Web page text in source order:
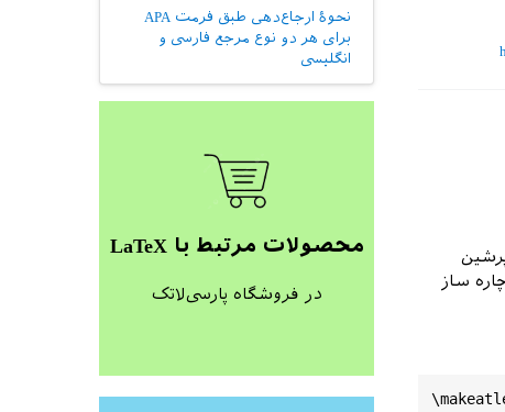
ساز
\
نحوۀ ارجاع‌دهی طبق فرمت APA
برای هر دو نوع مرجع فارسی و
انگلیسی
محصولات مرتبط با LaTeX
در فروشگاه پارسی‌لاتک